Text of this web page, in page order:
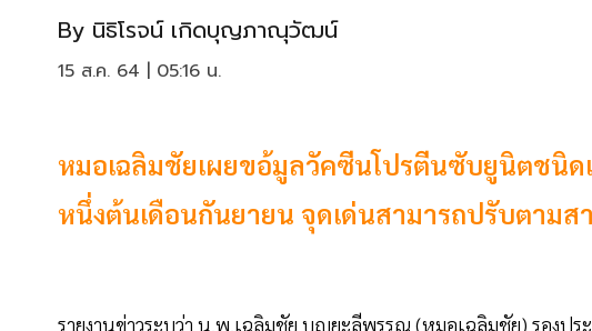
By นิธิโรจน์ เกิดบุญภาณุวัฒน์
15 ส.ค. 64 | 05:16 น.
หมอเฉลิมชัยเผยขอ้มูลวัคซีนโปรตีนซับยูนิตชนิ
หนึ่งต้นเดือนกันยายน จุดเด่นสามารถปรับตาม
รายงานข่าวระบุว่า น.พ.เฉลิมชัย บุญยะลีพรรณ (หมอเฉลิมชัย) รองป